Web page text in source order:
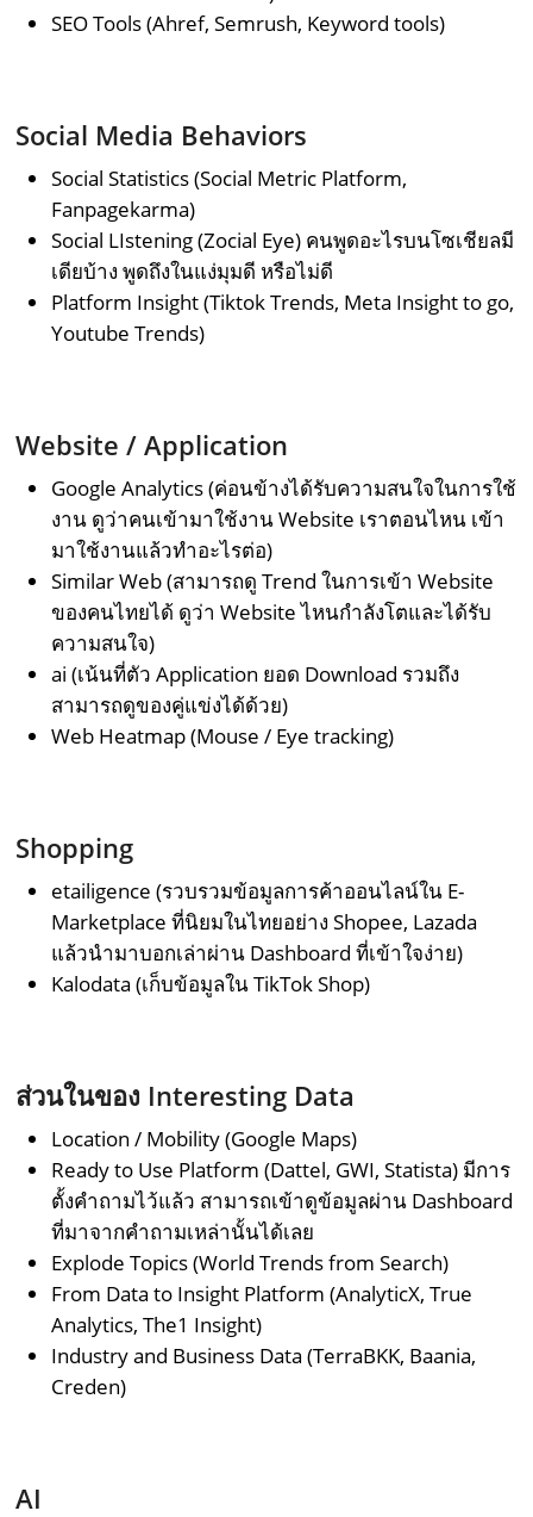
SEO Tools (Ahref, Semrush, Keyword tools)
Social Media Behaviors
Social Statistics (Social Metric Platform,
Fanpagekarma)
Social LIstening (Zocial Eye) คนพูดอะไรบนโซเชียลมี
เดียบ้าง พูดถึงในแง่มุมดี หรือไม่ดี
Platform Insight (Tiktok Trends, Meta Insight to go,
Youtube Trends)
Website / Application
Google Analytics (ค่อนข้างได้รับความสนใจในการใช้
งาน ดูว่าคนเข้ามาใช้งาน Website เราตอนไหน เข้า
มาใช้งานแล้วทำอะไรต่อ)
Similar Web (สามารถดู Trend ในการเข้า Website
ของคนไทยได้ ดูว่า Website ไหนกำลังโตและได้รับ
ความสนใจ)
ai (เน้นที่ตัว Application ยอด Download รวมถึง
สามารถดูของคู่แข่งได้ด้วย)
Web Heatmap (Mouse / Eye tracking)
Shopping
etailigence (รวบรวมข้อมูลการค้าออนไลน์ใน E-
Marketplace ที่นิยมในไทยอย่าง Shopee, Lazada
แล้วนำมาบอกเล่าผ่าน Dashboard ที่เข้าใจง่าย)
Kalodata (เก็บข้อมูลใน TikTok Shop)
ส่วนในของ Interesting Data
Location / Mobility (Google Maps)
Ready to Use Platform (Dattel, GWI, Statista) มีการ
ตั้งคำถามไว้แล้ว สามารถเข้าดูข้อมูลผ่าน Dashboard
ที่มาจากคำถามเหล่านั้นได้เลย
Explode Topics (World Trends from Search)
From Data to Insight Platform (AnalyticX, True
Analytics, The1 Insight)
Industry and Business Data (TerraBKK, Baania,
Creden)
AI